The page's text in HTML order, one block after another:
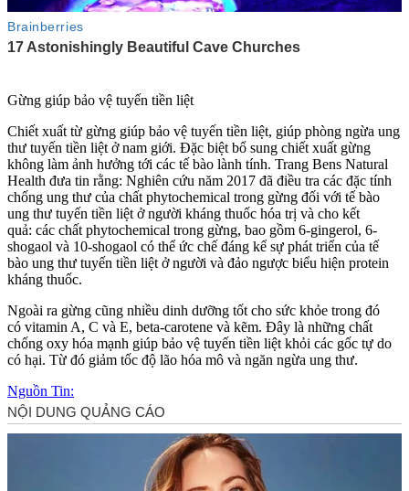
Gừng giúp bảo vệ tuyến tiền liệt
Chiết xuất từ gừng giúp bảo vệ tuyến tiền liệt, giúp phòng ngừa ung
thư tuyến tiền liệt ở nam giới. Đặc biệt bổ sung chiết xuất gừng
không làm ảnh hưởng tới các tế bào lành tính. Trang Bens Natural
Health đưa tin rằng: Nghiên cứu năm 2017 đã điều tra các đặc tính
chống ung thư của chất phytochemical trong gừng đối với tế bào
ung thư tuyến tiền liệt ở người kháng thuốc hóa trị và cho kết
quả: các chất phytochemical trong gừng, bao gồm 6-gingerol, 6-
shogaol và 10-shogaol có thể ức chế đáng kể sự phát triển của tế
bào ung thư tuyến tiền liệt ở người và đảo ngược biểu hiện protein
kháng thuốc.
Ngoài ra gừng cũng nhiều dinh dưỡng tốt cho sức khỏe trong đó
có vitamin A, C và E, beta-carotene và kẽm. Đây là những chất
chống oxy hóa mạnh giúp bảo vệ tuyến tiền liệt khỏi các gốc tự do
có hại. Từ đó giảm tốc độ lão hóa mô và ngăn ngừa ung thư.
Nguồn Tin: